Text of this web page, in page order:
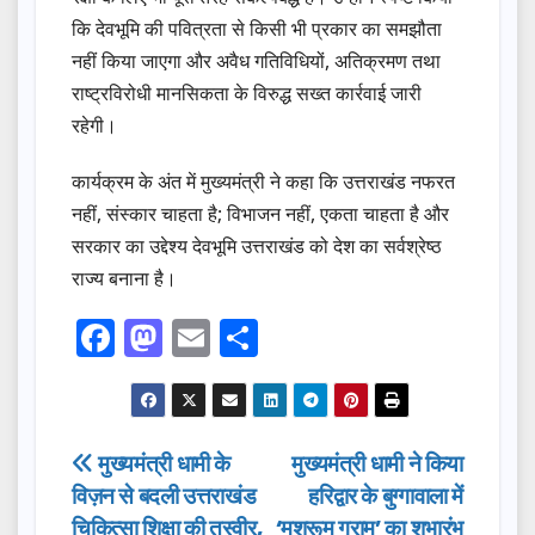
कि देवभूमि की पवित्रता से किसी भी प्रकार का समझौता
नहीं किया जाएगा और अवैध गतिविधियों, अतिक्रमण तथा
राष्ट्रविरोधी मानसिकता के विरुद्ध सख्त कार्रवाई जारी
रहेगी।
कार्यक्रम के अंत में मुख्यमंत्री ने कहा कि उत्तराखंड नफरत
नहीं, संस्कार चाहता है; विभाजन नहीं, एकता चाहता है और
सरकार का उद्देश्य देवभूमि उत्तराखंड को देश का सर्वश्रेष्ठ
राज्य बनाना है।
F
a
c
e
b
M
a
st
o
d
E
m
ail
h
ar
Post
navigation
मुख्यमंत्री धामी ने किया
हरिद्वार के बुग्गावाला में
‘मशरूम ग्राम’ का शुभारंभ
मुख्यमंत्री धामी के
विज़न से बदली उत्तराखंड
चिकित्सा शिक्षा की तस्वीर,